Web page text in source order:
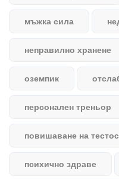
мъжка сила
неправилно хранене
оземпик
персонален треньор
повишаване на
психично здраве